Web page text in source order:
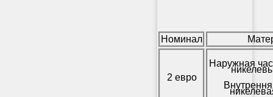
Номинал
2 евро
Наружная